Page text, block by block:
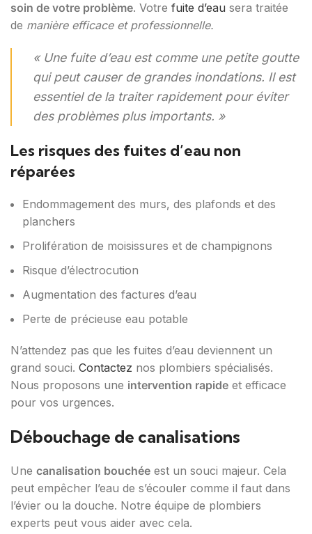
soin de votre problème. Votre fuite d’eau sera traitée
de manière efficace et professionnelle.
« Une fuite d’eau est comme une petite goutte
qui peut causer de grandes inondations. Il est
essentiel de la traiter rapidement pour éviter
des problèmes plus importants. »
Les risques des fuites d’eau non
réparées
Endommagement des murs, des plafonds et des
planchers
Prolifération de moisissures et de champignons
Risque d’électrocution
Augmentation des factures d’eau
Perte de précieuse eau potable
N’attendez pas que les fuites d’eau deviennent un
grand souci. Contactez nos plombiers spécialisés.
Nous proposons une intervention rapide et efficace
pour vos urgences.
Débouchage de canalisations
Une canalisation bouchée est un souci majeur. Cela
peut empêcher l’eau de s’écouler comme il faut dans
l’évier ou la douche. Notre équipe de plombiers
experts peut vous aider avec cela.